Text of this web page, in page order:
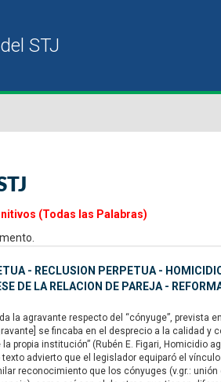
(Todas las Palabras)
- RECLUSION PERPETUA -
DE LA RELACION DE PAREJA -
la agravante respecto del “cónyuge”, prevista
se fincaba en el desprecio a la calidad
propia institución” (Rubén E. Figari,
texto advierto que el legislador equiparó el
reconocimiento que los cónyuges (v.gr.: